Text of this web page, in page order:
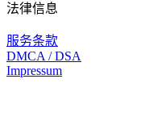
法律信息
服务条款
DMCA / DSA
Impressum